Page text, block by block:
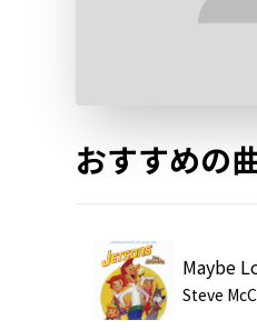
おすすめの
Maybe
Steve